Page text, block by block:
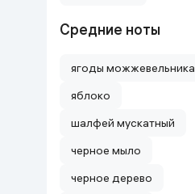
Средние ноты
ягоды можжевельника
яблоко
шалфей мускатный
черное мыло
черное дерево